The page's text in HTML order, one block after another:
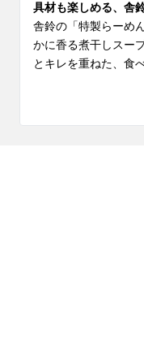
具材も楽しめる、舎
舎鈴の「特製らーめ
かに香る煮干しスー
とキレを重ねた、食
の麺に、特製ならで
太田でラーメンやら